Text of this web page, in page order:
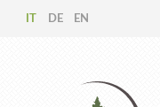
IT DE EN